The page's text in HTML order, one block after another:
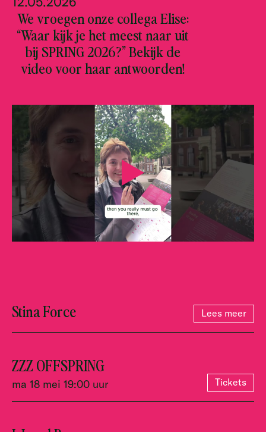
We vroegen onze collega Elise:
“Waar kijk je het meest naar uit
bij SPRING 2026?” Bekijk de
video voor haar antwoorden!
Stina Force Lees meer
ZZZ OFFSPRING
ma 18 mei 19:00 uur Tickets